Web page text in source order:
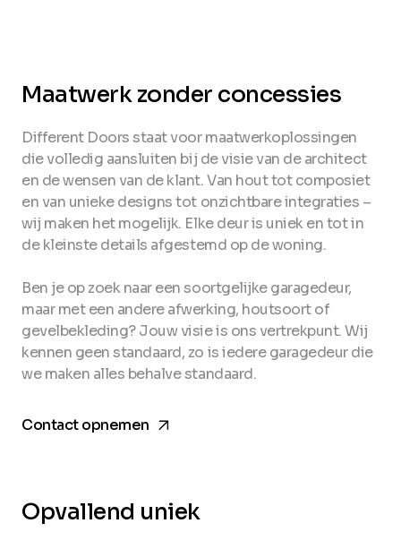
Maatwerk zonder concessies
Different Doors staat voor maatwerkoplossingen
die volledig aansluiten bij de visie van de architect
en de wensen van de klant. Van hout tot composiet
en van unieke designs tot onzichtbare integraties –
wij maken het mogelijk. Elke deur is uniek en tot in
de kleinste details afgestemd op de woning.
Ben je op zoek naar een soortgelijke garagedeur,
maar met een andere afwerking, houtsoort of
gevelbekleding? Jouw visie is ons vertrekpunt. Wij
kennen geen standaard, zo is iedere garagedeur die
we maken alles behalve standaard.
Contact opnemenarrow_forward
Opvallend uniek